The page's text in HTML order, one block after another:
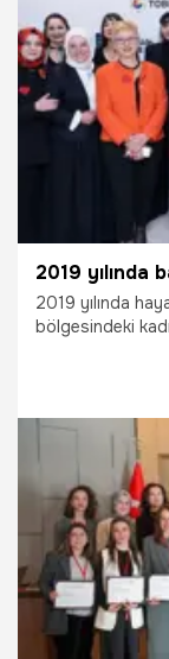
8.03.2025
2019 yılında
bölgesindeki
yönetimi, sosyal
fotoğrafçılığı
verildiği açıklandı.
4.02.2025